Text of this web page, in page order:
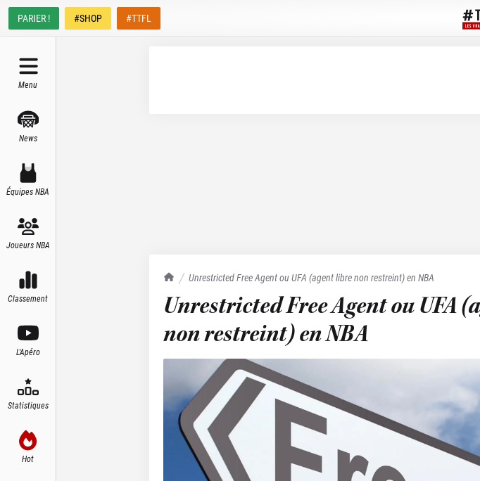
PARIER ! #SHOP #TTFL
Menu
News
Équipes NBA
Joueurs NBA
Classement
L'Apéro
Statistiques
Hot
TrashTalk Actu NBA
Unrestricted Free Agent ou UFA (agent libre non restreint) en NBA
Unrestricted Free Agent ou UFA
non restreint) en NBA